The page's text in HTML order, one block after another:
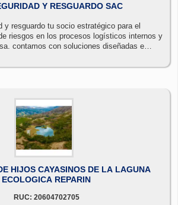
Y RESGUARDO SAC
y resguardo tu socio estratégico para el
riesgos en los procesos logísticos internos y
contamos con soluciones diseñadas e
comerciales eventos especiales traslado de
HIJOS CAYASINOS DE LA LAGUNA
ECOLOGICA REPARIN
RUC: 20604702705